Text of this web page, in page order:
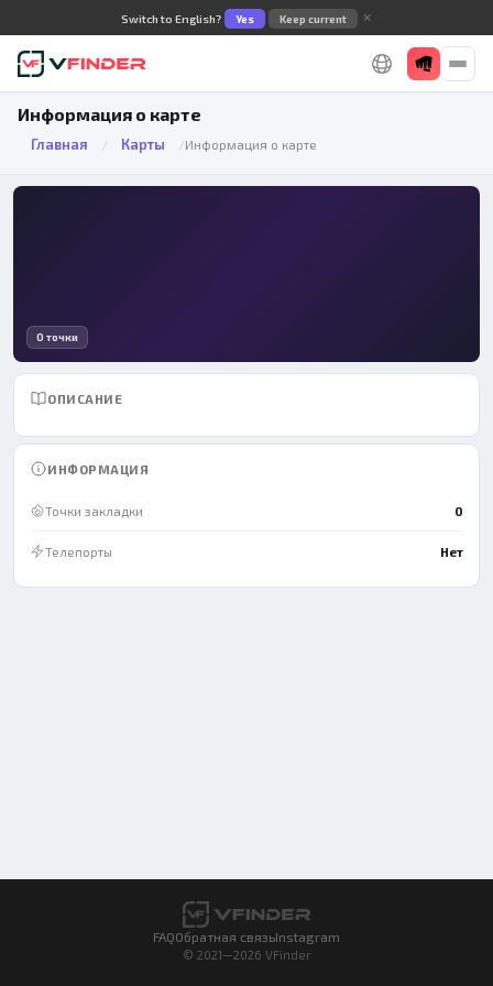
Switch to English? Yes Keep current ✕
Информация о карте
Главная / Карты /Информация о карте
0 точки
ОПИСАНИЕ
ИНФОРМАЦИЯ
Точки закладки 0
Телепорты Нет
FAQОбратная связьInstagram
© 2021—2026 VFinder